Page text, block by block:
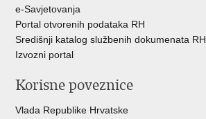
e-Savjetovanja
Portal otvorenih podataka RH
Središnji katalog službenih dokumenata RH
Izvozni portal
Korisne poveznice
Vlada Republike Hrvatske